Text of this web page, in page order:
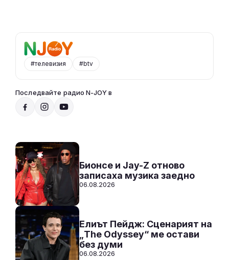
#телевизия #btv
Последвайте радио N-JOY в
СЛУШАЙ
20:00 - 07:00
Бионсе и Jay-Z отново
записаха музика заедно
06.08.2026
Елиът Пейдж: Сценарият на
„The Odyssey“ ме остави
без думи
06.08.2026